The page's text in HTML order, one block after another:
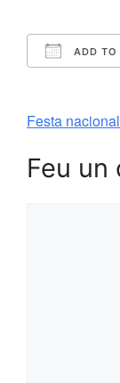
ADD TO
Festa
Feu un